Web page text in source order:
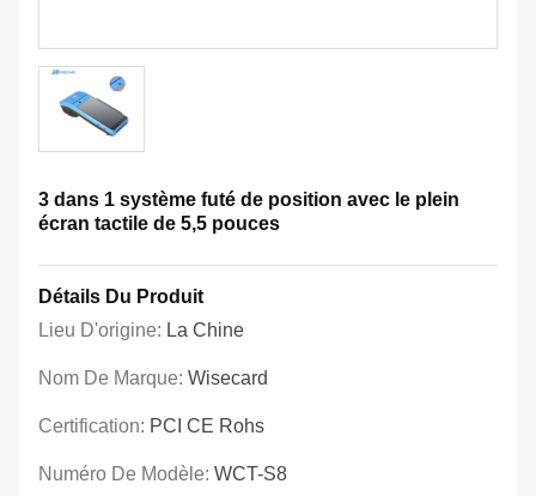
3 dans 1 système futé de position avec le plein
écran tactile de 5,5 pouces
Détails Du Produit
Lieu D'origine: La Chine
Nom De Marque: Wisecard
Certification: PCI CE Rohs
Numéro De Modèle: WCT-S8